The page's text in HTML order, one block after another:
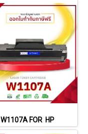
W1107A FOR HP